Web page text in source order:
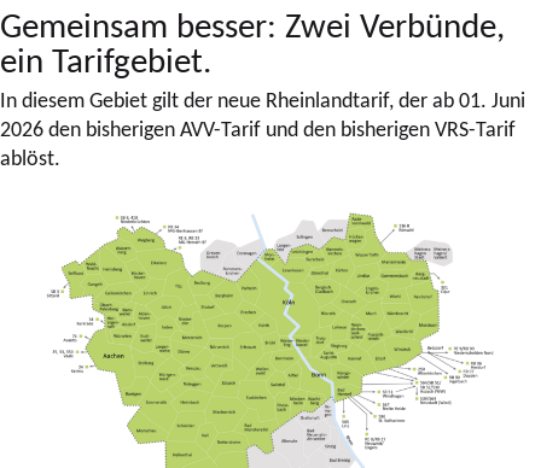
Gemeinsam besser: Zwei Verbünde,
ein Tarifgebiet.
In diesem Gebiet gilt der neue Rheinlandtarif, der ab 01. Juni
2026 den bisherigen AVV-Tarif und den bisherigen VRS-Tarif
ablöst.